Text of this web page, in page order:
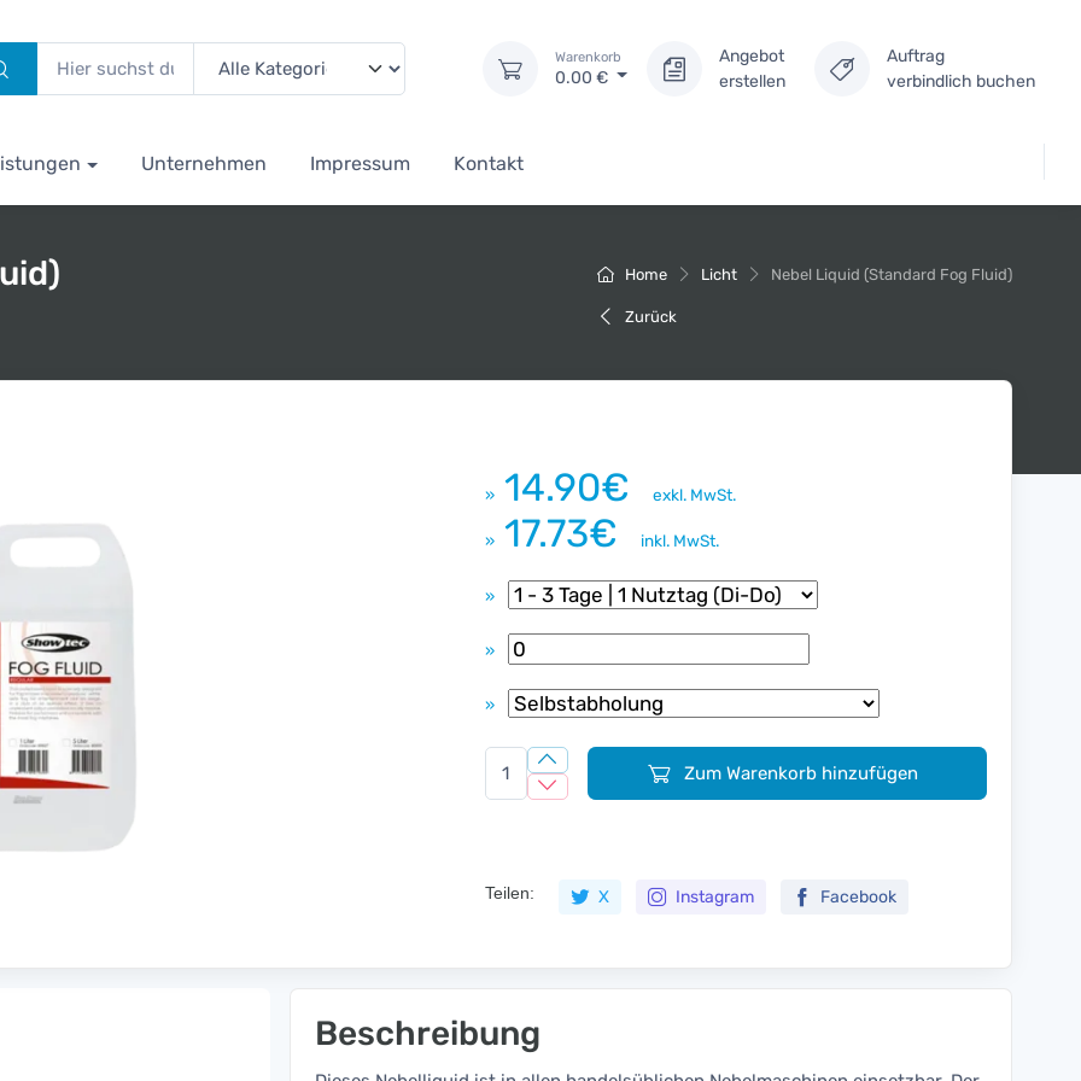
Warenkorb
0.00 €
Angebot
erstellen
Auftrag
verbindlich buchen
Unternehmen Impressum Kontakt
Home Licht Nebel Liquid (Standard Fog Fluid)
Zurück
» 14.90€ exkl. MwSt.
» 17.73€ inkl. MwSt.
»
»
»
Zum Warenkorb hinzufügen
Teilen: X Instagram Facebook
Beschreibung